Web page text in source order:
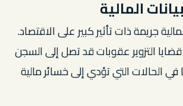
المالية
جريمة ذات تأثير كبير على الاقتصاد.
التزوير عقوبات قد تصل إلى السجن
الحالات التي تؤدي إلى خسائر مالية